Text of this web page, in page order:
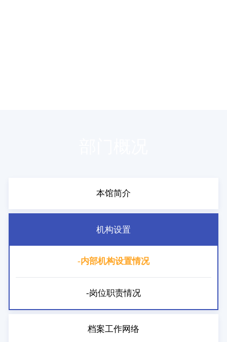
本馆简介
机构设置
-内部机构设置情况
-岗位职责情况
档案工作网络